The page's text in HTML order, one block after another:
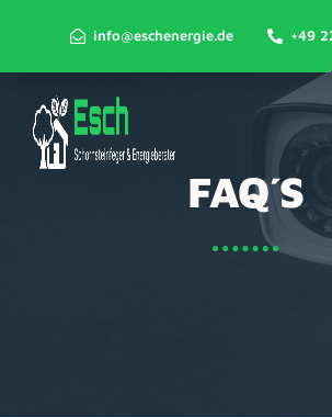
info@eschenergie.de +49
FAQ´s